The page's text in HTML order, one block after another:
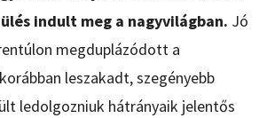
indult meg a nagyvilágban. Jó
megduplázódott a
leszakadt, szegényebb
ledolgozniuk hátrányaik jelentős